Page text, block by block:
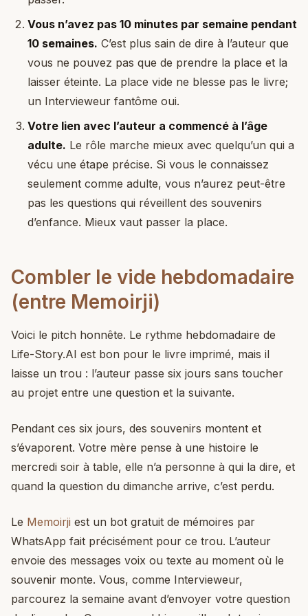
Vous n’avez pas 10 minutes par semaine pendant
10 semaines. C’est plus sain de dire à l’auteur que
vous ne pouvez pas que de prendre la place et la
laisser éteinte. La place vide ne blesse pas le livre;
un Intervieweur fantôme oui.
Votre lien avec l’auteur a commencé à l’âge
adulte. Le rôle marche mieux avec quelqu’un qui a
vécu une étape précise. Si vous le connaissez
seulement comme adulte, vous n’aurez peut-être
pas les questions qui réveillent des souvenirs
d’enfance. Mieux vaut passer la place.
Combler le vide hebdomadaire
(entre Memoirji)
Voici le pitch honnête. Le rythme hebdomadaire de
Life-Story.AI est bon pour le livre imprimé, mais il
laisse un trou : l’auteur passe six jours sans toucher
au projet entre une question et la suivante.
Pendant ces six jours, des souvenirs montent et
s’évaporent. Votre mère pense à une histoire le
mercredi soir à table, elle n’a personne à qui la dire, et
quand la question du dimanche arrive, c’est perdu.
Le Memoirji est un bot gratuit de mémoires par
WhatsApp fait précisément pour ce trou. L’auteur
envoie des messages voix ou texte au moment où le
souvenir monte. Vous, comme Intervieweur,
parcourez la semaine avant d’envoyer votre question